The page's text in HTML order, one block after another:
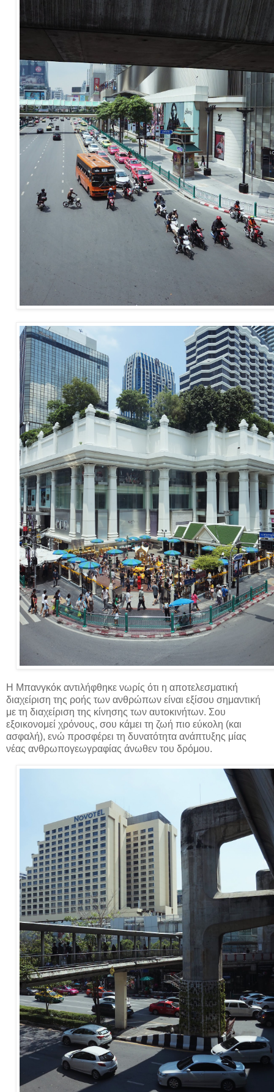
Η Μπανγκόκ αντιλήφθηκε νωρίς ότι η αποτελεσματική
διαχείριση της ροής των ανθρώπων είναι εξίσου σημαντική
με τη διαχείριση της κίνησης των αυτοκινήτων. Σου
εξοικονομεί χρόνους, σου κάμει τη ζωή πιο εύκολη (και
ασφαλή), ενώ προσφέρει τη δυνατότητα ανάπτυξης μίας
νέας ανθρωπογεωγραφίας άνωθεν του δρόμου.